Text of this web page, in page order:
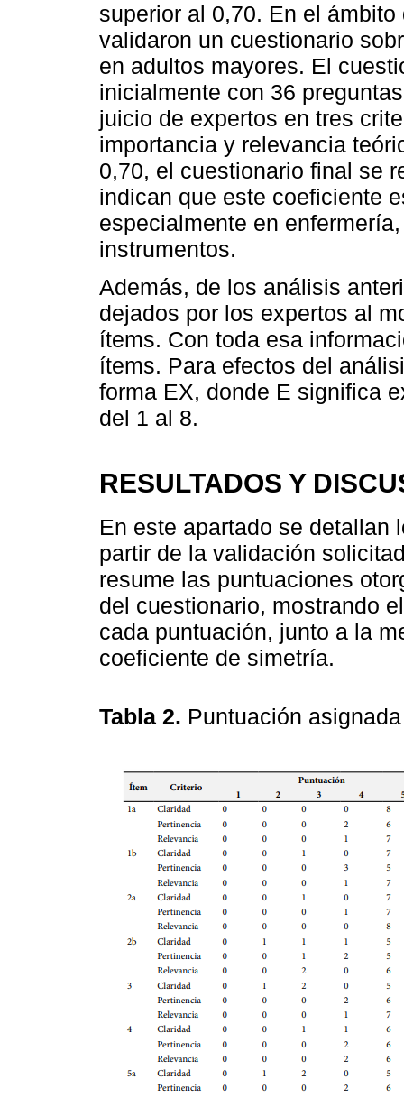
superior al 0,70. En el
validaron un cuestionario
en adultos mayores. El
inicialmente con 36
juicio de expertos en tres
importancia y relevancia
0,70, el cuestionario final se
indican que este coeficiente
especialmente en
instrumentos.
Además, de los análisis
dejados por los expertos al
ítems. Con toda esa
ítems. Para efectos del
forma EX, donde E significa
del 1 al 8.
RESULTADOS Y
En este apartado se detallan
partir de la validación
resume las puntuaciones
del cuestionario, mostrando
cada puntuación, junto a la
coeficiente de simetría.
Tabla 2. Puntuación